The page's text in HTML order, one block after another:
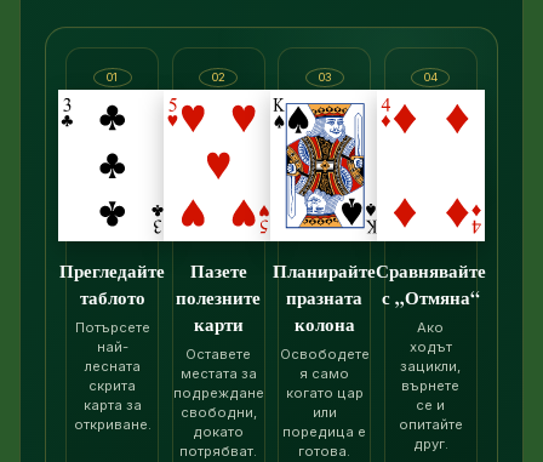
01
Прегледайте
таблото
Потърсете
най-
лесната
скрита
карта за
откриване.
02
Пазете
полезните
карти
Оставете
местата за
подреждане
свободни,
докато
потрябват.
03
Планирайте
празната
колона
Освободете
я само
когато цар
или
поредица е
готова.
04
Сравнявайте
с „Отмяна“
Ако
ходът
зацикли,
върнете
се и
опитайте
друг.